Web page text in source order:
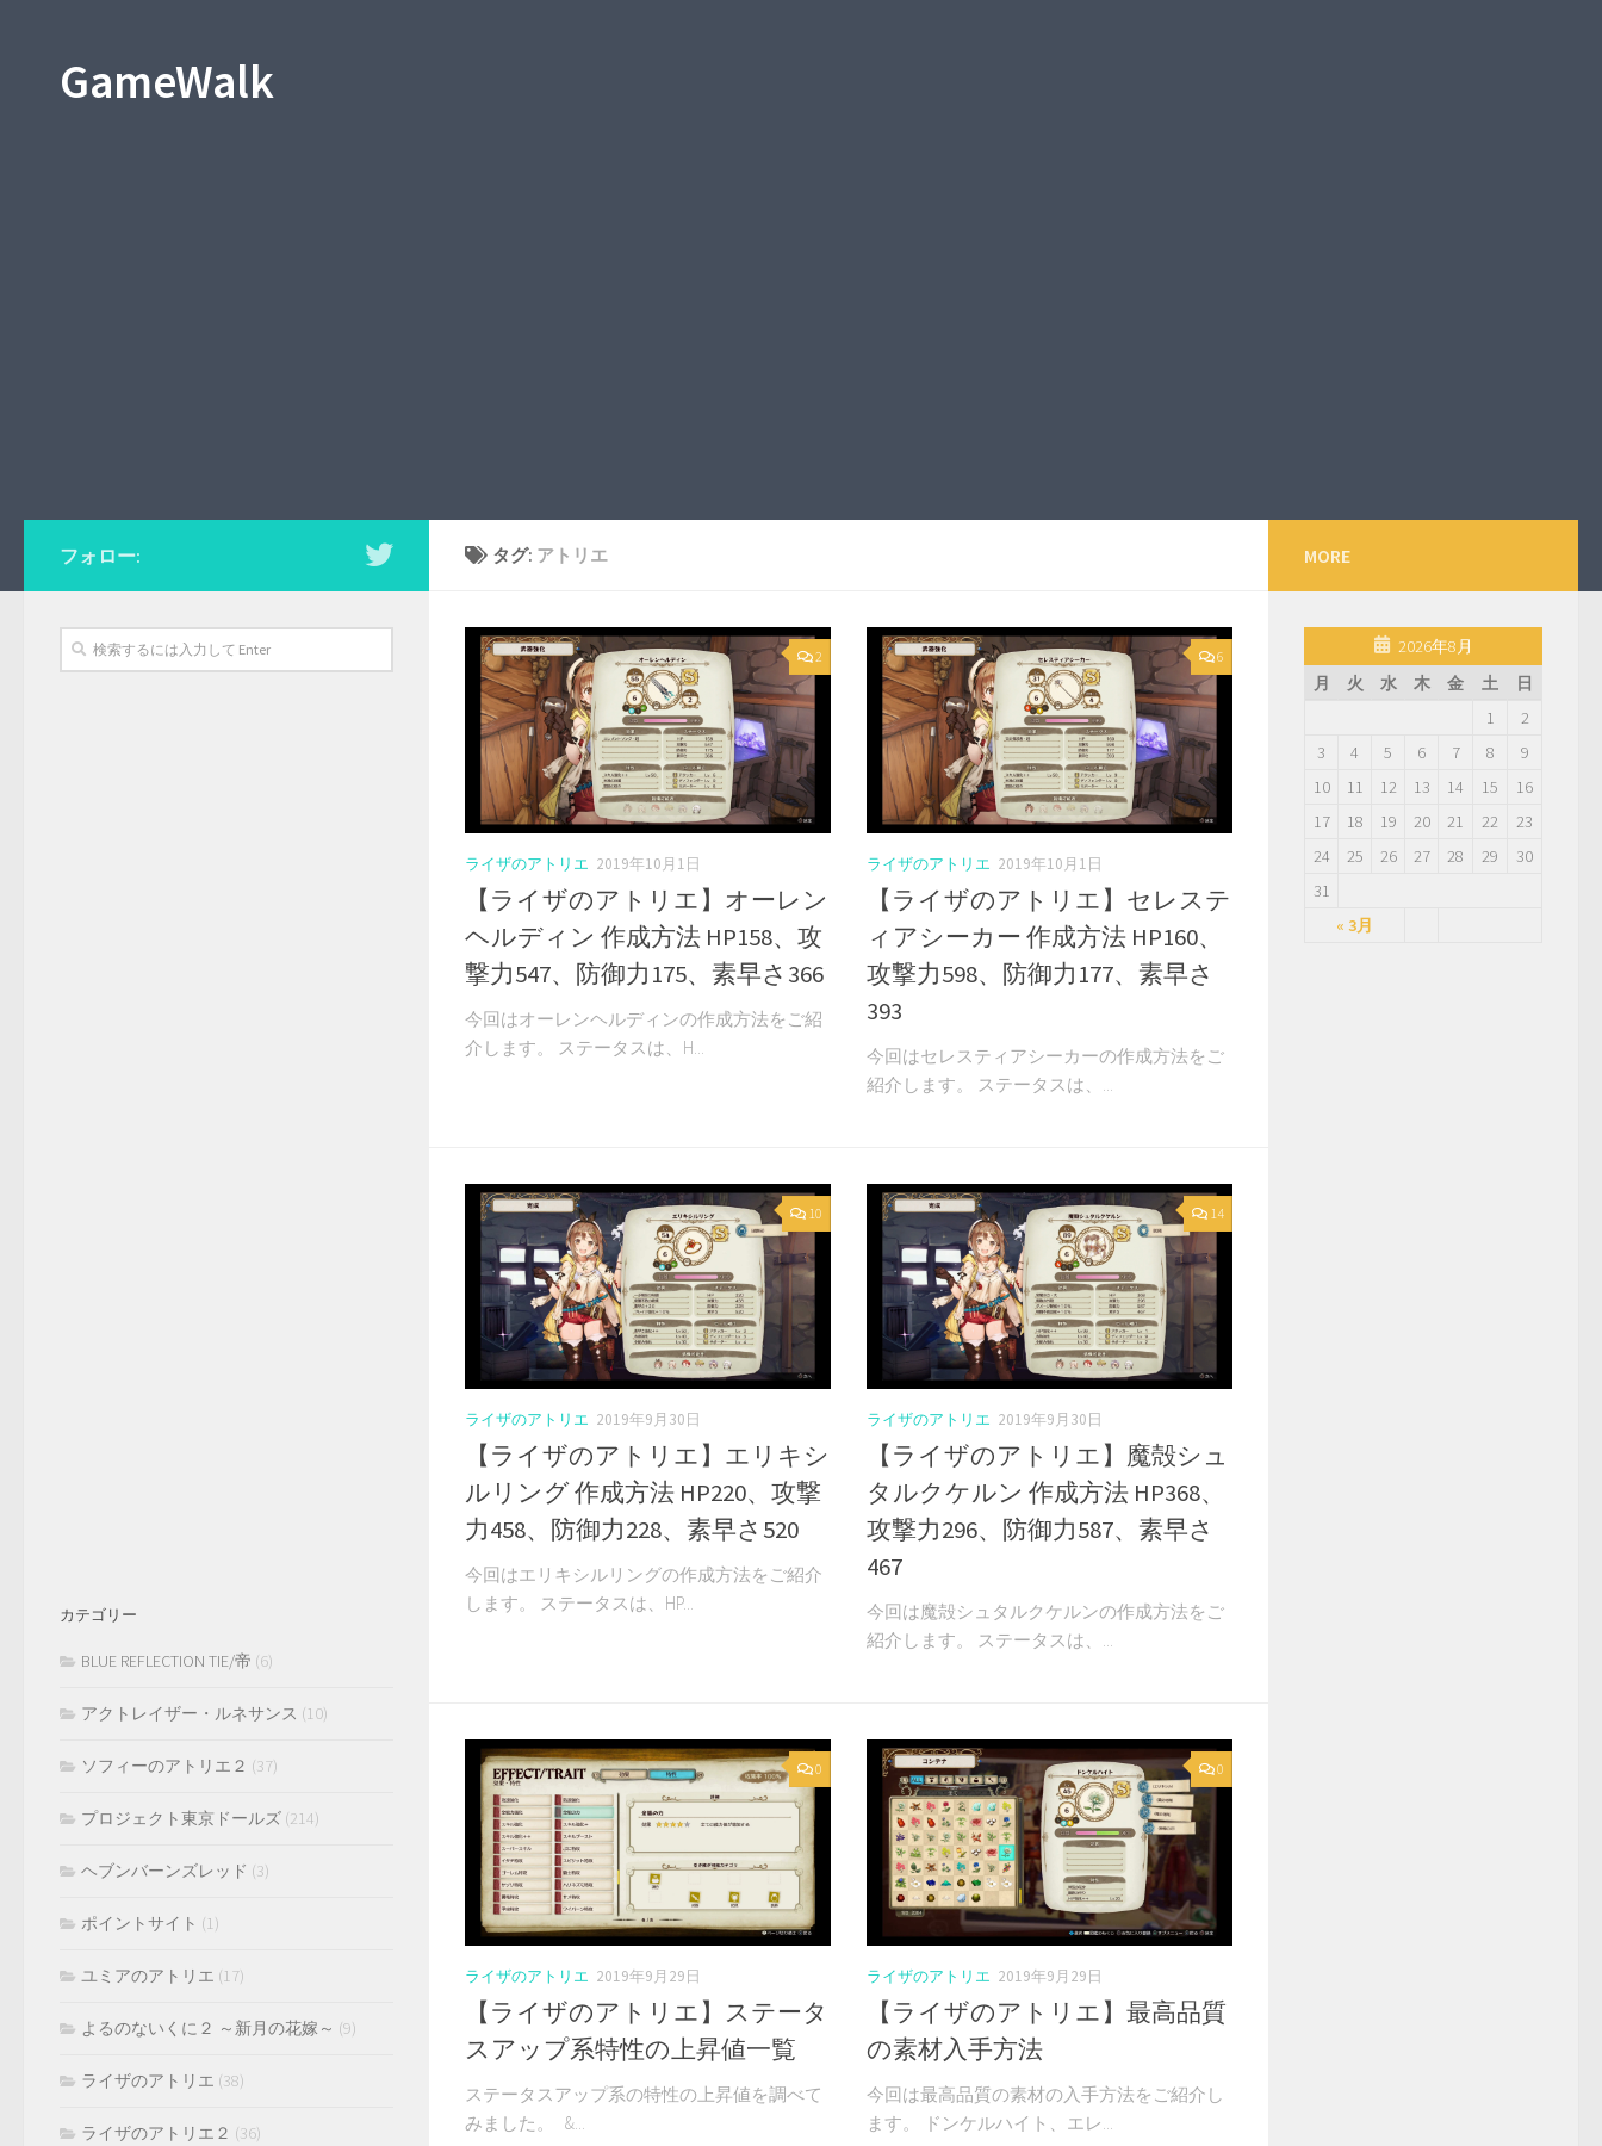
GameWalk
タグ: アトリエ
2
ライザのアトリエ 2019年10月1日
【ライザのアトリエ】オーレン
ヘルディン 作成方法 HP158、攻
撃力547、防御力175、素早さ366
今回はオーレンヘルディンの作成方法をご紹
介します。 ステータスは、H...
6
ライザのアトリエ 2019年10月1日
【ライザのアトリエ】セレステ
ィアシーカー 作成方法 HP160、
攻撃力598、防御力177、素早さ
393
今回はセレスティアシーカーの作成方法をご
紹介します。 ステータスは、...
10
ライザのアトリエ 2019年9月30日
【ライザのアトリエ】エリキシ
ルリング 作成方法 HP220、攻撃
力458、防御力228、素早さ520
今回はエリキシルリングの作成方法をご紹介
します。 ステータスは、HP...
14
ライザのアトリエ 2019年9月30日
【ライザのアトリエ】魔殻シュ
タルクケルン 作成方法 HP368、
攻撃力296、防御力587、素早さ
467
今回は魔殻シュタルクケルンの作成方法をご
紹介します。 ステータスは、...
0
ライザのアトリエ 2019年9月29日
【ライザのアトリエ】ステータ
スアップ系特性の上昇値一覧
ステータスアップ系の特性の上昇値を調べて
みました。 &...
0
ライザのアトリエ 2019年9月29日
【ライザのアトリエ】最高品質
の素材入手方法
今回は最高品質の素材の入手方法をご紹介し
ます。 ドンケルハイト、エレ...
フォロー:
カテゴリー
BLUE REFLECTION TIE/帝 (6)
アクトレイザー・ルネサンス (10)
ソフィーのアトリエ２ (37)
プロジェクト東京ドールズ (214)
ヘブンバーンズレッド (3)
ポイントサイト (1)
ユミアのアトリエ (17)
よるのないくに２ ～新月の花嫁～ (9)
ライザのアトリエ (38)
ライザのアトリエ２ (36)
MORE
2026年8月
月
火 水 木 金 土 日
« 3月
1
2
3
4 5 6 7 8
9
10
11 12 13 14 15
16
17
18 19 20 21 22
23
24
25 26 27 28 29
30
31